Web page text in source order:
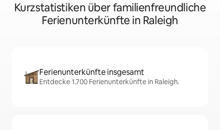
Kurzstatistiken über familienfreundliche
Ferienunterkünfte in Raleigh
Ferienunterkünfte insgesamt
Entdecke 1.700 Ferienunterkünfte in Raleigh.